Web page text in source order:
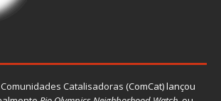
Comunidades Catalisadoras (ComCat) lançou